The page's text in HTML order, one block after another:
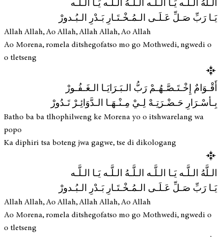
الـلَّهُ الـلَّـه يَـا الـلَّـه الـلَّـهُ الـلَّـه يَـا الـلَّـه
يَـا رَبِّ صَـلِّ عَـلَـى الـمُـخْـتَـارِ بَـدْرِ الـبُـدورْ
Allah Allah, Ao Allah, Allah Allah, Ao Allah
Ao Morena, romela ditshegofatso mo go Mothwedi, ngwedi o
o tletseng
أَقْـوَامٌ إِخْـتَـصَّـهُـمْ رَبُّ الـبَـرَايَـا الـغَـفُـورْ
بِـأسْـرَارِ حَـضْـرَتِـهْ لِـيْ مِـنْـهَـا الـدَّوَائِـرْ تَـدُورْ
Batho ba ba tlhophilweng ke Morena yo o itshwarelang wa
popo
Ka diphiri tsa boteng jwa gagwe, tse di dikologang
الـلَّهُ الـلَّـه يَـا الـلَّـه الـلَّـهُ الـلَّـه يَـا الـلَّـه
يَـا رَبِّ صَـلِّ عَـلَـى الـمُـخْـتَـارِ بَـدْرِ الـبُـدورْ
Allah Allah, Ao Allah, Allah Allah, Ao Allah
Ao Morena, romela ditshegofatso mo go Mothwedi, ngwedi o
o tletseng